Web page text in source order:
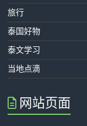
旅行
泰国好物
泰文学习
当地点滴
网站页面